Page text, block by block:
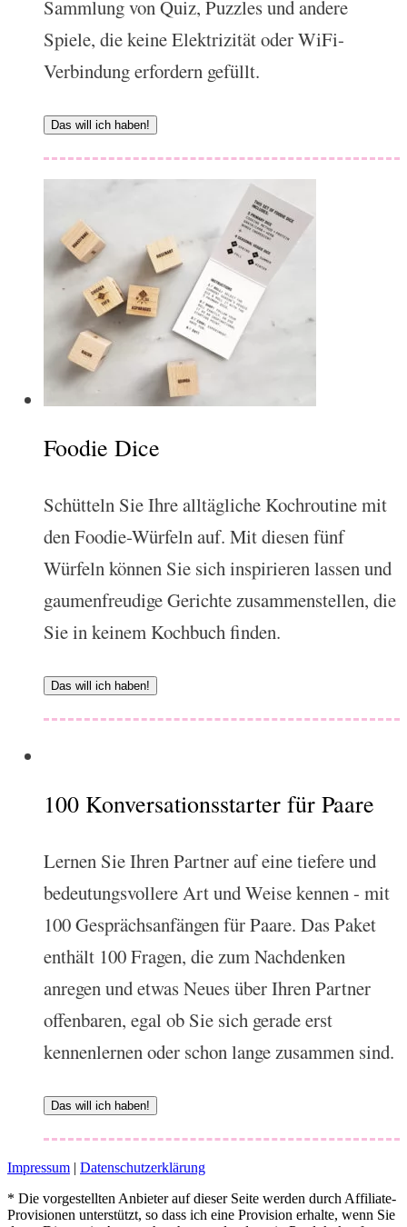
Sammlung von Quiz, Puzzles und andere
Spiele, die keine Elektrizität oder WiFi-
Verbindung erfordern gefüllt.
Das will ich haben!
Foodie Dice
Schütteln Sie Ihre alltägliche Kochroutine mit
den Foodie-Würfeln auf. Mit diesen fünf
Würfeln können Sie sich inspirieren lassen und
gaumenfreudige Gerichte zusammenstellen, die
Sie in keinem Kochbuch finden.
Das will ich haben!
100 Konversationsstarter für Paare
Lernen Sie Ihren Partner auf eine tiefere und
bedeutungsvollere Art und Weise kennen - mit
100 Gesprächsanfängen für Paare. Das Paket
enthält 100 Fragen, die zum Nachdenken
anregen und etwas Neues über Ihren Partner
offenbaren, egal ob Sie sich gerade erst
kennenlernen oder schon lange zusammen sind.
Das will ich haben!
Impressum | Datenschutzerklärung
* Die vorgestellten Anbieter auf dieser Seite werden durch Affiliate-
Provisionen unterstützt, so dass ich eine Provision erhalte, wenn Sie